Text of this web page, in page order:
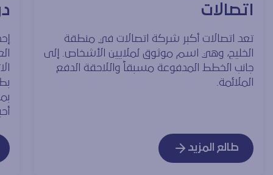
اتصالات
تعد اتصالات أكبر شركة اتصالات في منطقة
الخليج، وهي اسم موثوق لملايين الأشخاص. إلى
جانب الخطط المدفوعة مسبقاً واللاحقة الدفع
الملائمة.
طالع المزيد